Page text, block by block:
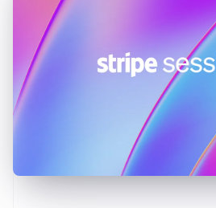
English
列支敦士登
Deutsch
English
English简体中文